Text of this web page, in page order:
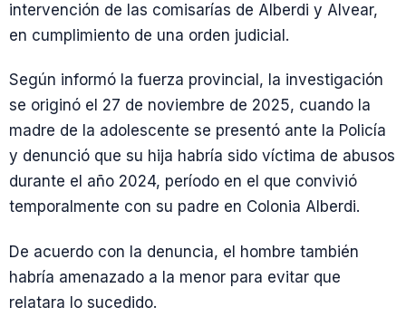
intervención de las comisarías de Alberdi y Alvear,
en cumplimiento de una orden judicial.
Según informó la fuerza provincial, la investigación
se originó el 27 de noviembre de 2025, cuando la
madre de la adolescente se presentó ante la Policía
y denunció que su hija habría sido víctima de abusos
durante el año 2024, período en el que convivió
temporalmente con su padre en Colonia Alberdi.
De acuerdo con la denuncia, el hombre también
habría amenazado a la menor para evitar que
relatara lo sucedido.